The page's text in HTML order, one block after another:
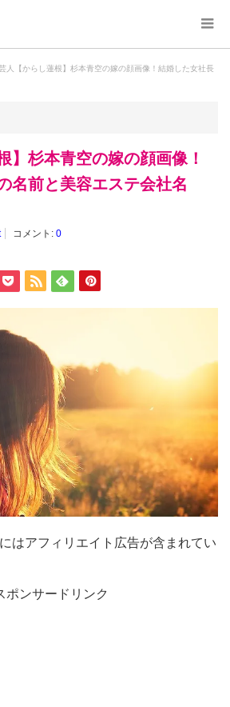
人【からし蓮根】杉本青空の嫁の顔画像！結婚した女社長
】杉本青空の嫁の顔画像！
名前と美容エステ会社名
コメント: 0
はアフィリエイト広告が含まれてい
ポンサードリンク